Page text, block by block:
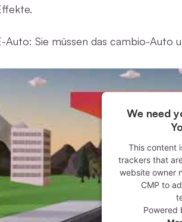
Auto: Sie müssen das cambio-Auto
We need
This content
trackers that
website owner
CMP to
Powered